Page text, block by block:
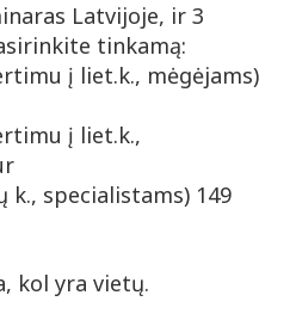
Latvijoje, ir 3
tinkamą:
į liet.k., mėgėjams)
į liet.k.,
k., specialistams) 149
kol yra vietų.